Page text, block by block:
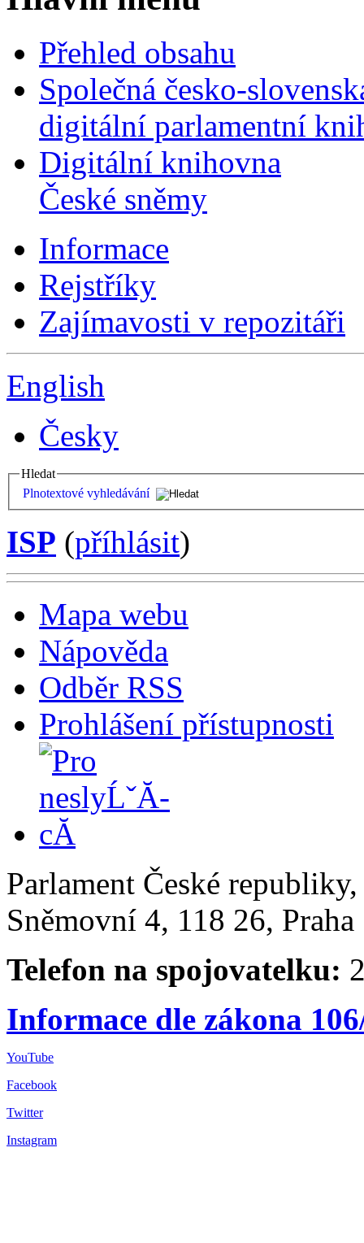
Přehled obsahu
Společná česko-
digitální parlamentní
Digitální knihovna
České sněmy
Informace
Rejstříky
Zajímavosti v repozitáři
English
Česky
Hledat
Plnotextové vyhledávání
ISP (příhlásit)
Mapa webu
Nápověda
Odběr RSS
Prohlášení přístupnosti
Parlament České
Sněmovní 4, 118 26,
Telefon na spojovatelku:
Informace dle zákona
YouTube
Facebook
Twitter
Instagram